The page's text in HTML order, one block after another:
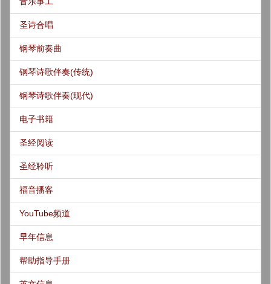
圣诗合唱
钢琴前奏曲
钢琴诗歌伴奏(传统)
钢琴诗歌伴奏(现代)
电子书籍
圣经阅读
圣经聆听
福音播客
YouTube频道
早年信息
帮助指导手册